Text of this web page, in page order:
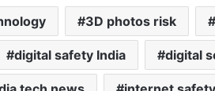
3D photos risk
digital safety India digital